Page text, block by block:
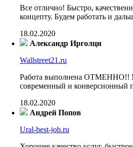
Все отлично! Быстро,
концепту. Будем работать и
18.02.2020
Александр Ирголци
Wallstreet21.ru
Работа выполнена ОТМЕННО!!
современный и конверсионный
18.02.2020
Андрей Попов
Ural-best-job.ru